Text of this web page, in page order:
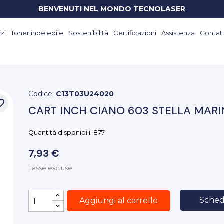
BENVENUTI NEL MONDO TECNOLASER
Toner indelebile Sostenibilità Certificazioni Assistenza
Codice: C13T03U24020
CART INCH CIANO 603 STELLA
Quantità disponibili: 877
7,93 €
Tasse escluse
Aggiungi al carrello